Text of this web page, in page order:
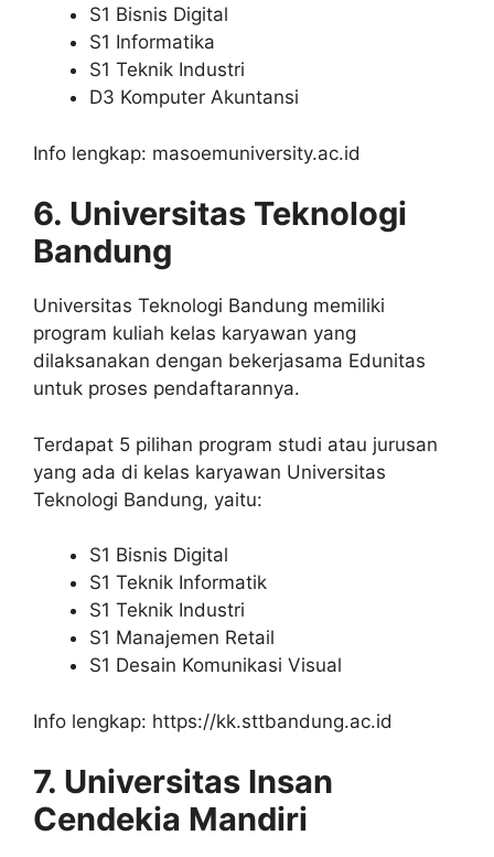
S1 Bisnis Digital
S1 Informatika
S1 Teknik Industri
D3 Komputer Akuntansi
Info lengkap: masoemuniversity.ac.id
6. Universitas Teknologi
Bandung
Universitas Teknologi Bandung memiliki
program kuliah kelas karyawan yang
dilaksanakan dengan bekerjasama Edunitas
untuk proses pendaftarannya.
Terdapat 5 pilihan program studi atau jurusan
yang ada di kelas karyawan Universitas
Teknologi Bandung, yaitu:
S1 Bisnis Digital
S1 Teknik Informatik
S1 Teknik Industri
S1 Manajemen Retail
S1 Desain Komunikasi Visual
Info lengkap: https://kk.sttbandung.ac.id
7. Universitas Insan
Cendekia Mandiri